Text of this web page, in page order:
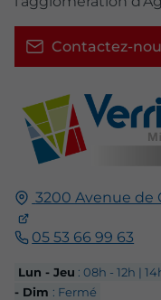
3200 Avenue de
05 53 66 99 63
Lun - Jeu : 08h - 12h |
- Dim : Fermé
Contactez-